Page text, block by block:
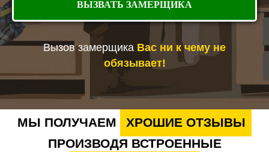
ВЫЗВАТЬ ЗАМЕРЩИКА
Вызов замерщика Вас ни к чему не
обязывает!
МЫ ПОЛУЧАЕМ
ХРОШИЕ ОТЗЫВЫ
ПРОИЗВОДЯ ВСТРОЕННЫЕ